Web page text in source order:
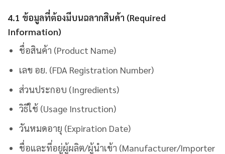
4.1 ข้อมูลที่ต้องมีบนฉลากสินค้า (Required
Information)
ชื่อสินค้า (Product Name)
เลข อย. (FDA Registration Number)
ส่วนประกอบ (Ingredients)
วิธีใช้ (Usage Instruction)
วันหมดอายุ (Expiration Date)
ชื่อและที่อยู่ผู้ผลิต/ผู้นำเข้า (Manufacturer/Importer